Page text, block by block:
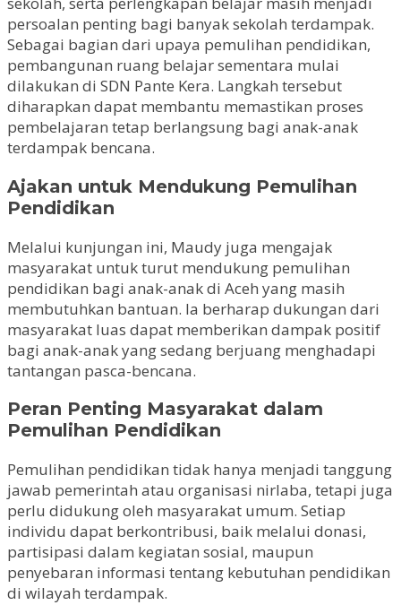
persoalan penting bagi banyak sekolah terdampak.
Sebagai bagian dari upaya pemulihan pendidikan,
pembangunan ruang belajar sementara mulai
dilakukan di SDN Pante Kera. Langkah tersebut
diharapkan dapat membantu memastikan proses
pembelajaran tetap berlangsung bagi anak-anak
terdampak bencana.
Ajakan untuk Mendukung Pemulihan
Pendidikan
Melalui kunjungan ini, Maudy juga mengajak
masyarakat untuk turut mendukung pemulihan
pendidikan bagi anak-anak di Aceh yang masih
membutuhkan bantuan. Ia berharap dukungan dari
masyarakat luas dapat memberikan dampak positif
bagi anak-anak yang sedang berjuang menghadapi
tantangan pasca-bencana.
Peran Penting Masyarakat dalam
Pemulihan Pendidikan
Pemulihan pendidikan tidak hanya menjadi tanggung
jawab pemerintah atau organisasi nirlaba, tetapi juga
perlu didukung oleh masyarakat umum. Setiap
individu dapat berkontribusi, baik melalui donasi,
partisipasi dalam kegiatan sosial, maupun
penyebaran informasi tentang kebutuhan pendidikan
di wilayah terdampak.